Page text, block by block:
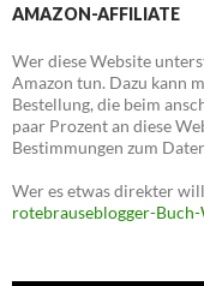
AMAZON-AFFILIATE
Wer diese Website
Amazon tun. Dazu kann
Bestellung, die beim
paar Prozent an diese
Bestimmungen zum
Wer es etwas direkter
rotebrauseblogger-